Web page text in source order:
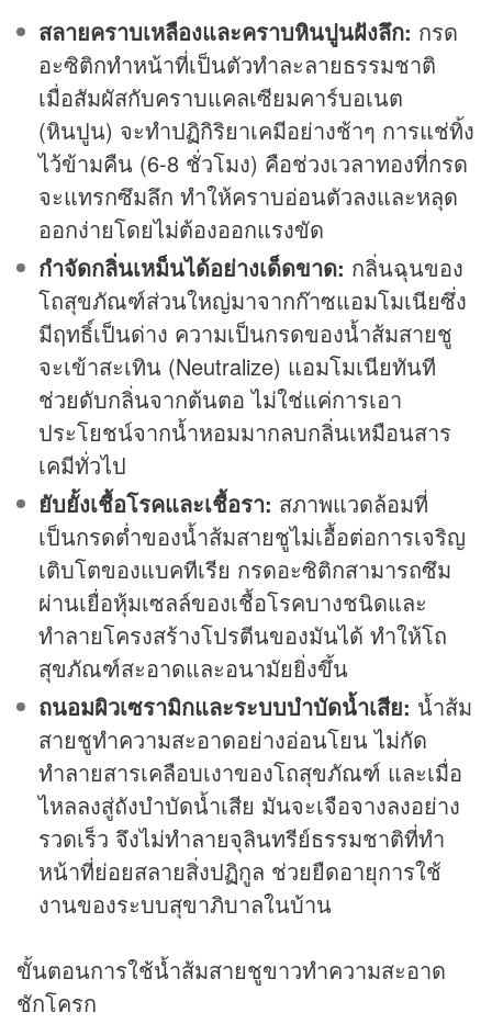
สลายคราบเหลืองและคราบหินปูนฝังลึก: กรด
อะซิติกทำหน้าที่เป็นตัวทำละลายธรรมชาติ
เมื่อสัมผัสกับคราบแคลเซียมคาร์บอเนต
(หินปูน) จะทำปฏิกิริยาเคมีอย่างช้าๆ การแช่ทิ้ง
ไว้ข้ามคืน (6-8 ชั่วโมง) คือช่วงเวลาทองที่กรด
จะแทรกซึมลึก ทำให้คราบอ่อนตัวลงและหลุด
ออกง่ายโดยไม่ต้องออกแรงขัด
กำจัดกลิ่นเหม็นได้อย่างเด็ดขาด: กลิ่นฉุนของ
โถสุขภัณฑ์ส่วนใหญ่มาจากก๊าซแอมโมเนียซึ่ง
มีฤทธิ์เป็นด่าง ความเป็นกรดของน้ำส้มสายชู
จะเข้าสะเทิน (Neutralize) แอมโมเนียทันที
ช่วยดับกลิ่นจากต้นตอ ไม่ใช่แค่การเอา
ประโยชน์จากน้ำหอมมากลบกลิ่นเหมือนสาร
เคมีทั่วไป
ยับยั้งเชื้อโรคและเชื้อรา: สภาพแวดล้อมที่
เป็นกรดต่ำของน้ำส้มสายชูไม่เอื้อต่อการเจริญ
เติบโตของแบคทีเรีย กรดอะซิติกสามารถซึม
ผ่านเยื่อหุ้มเซลล์ของเชื้อโรคบางชนิดและ
ทำลายโครงสร้างโปรตีนของมันได้ ทำให้โถ
สุขภัณฑ์สะอาดและอนามัยยิ่งขึ้น
ถนอมผิวเซรามิกและระบบบำบัดน้ำเสีย: น้ำส้ม
สายชูทำความสะอาดอย่างอ่อนโยน ไม่กัด
ทำลายสารเคลือบเงาของโถสุขภัณฑ์ และเมื่อ
ไหลลงสู่ถังบำบัดน้ำเสีย มันจะเจือจางลงอย่าง
รวดเร็ว จึงไม่ทำลายจุลินทรีย์ธรรมชาติที่ทำ
หน้าที่ย่อยสลายสิ่งปฏิกูล ช่วยยืดอายุการใช้
งานของระบบสุขาภิบาลในบ้าน
ขั้นตอนการใช้น้ำส้มสายชูขาวทำความสะอาด
ชักโครก